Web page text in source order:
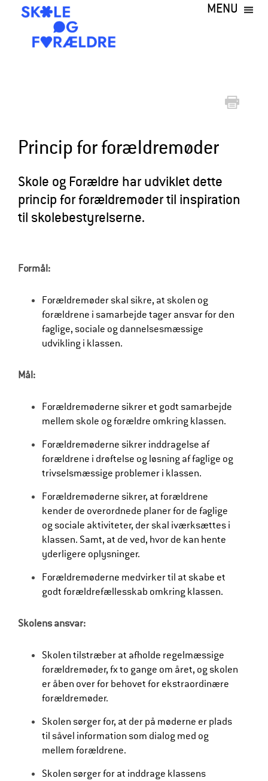
hovedindhold
e
g
F
o
æ
MENU
Princip for forældremøder
Skole og Forældre har udviklet dette
princip for forældremøder til inspiration
til skolebestyrelserne.
Formål:
Forældremøder skal sikre, at skolen og
forældrene i samarbejde tager ansvar for den
faglige, sociale og dannelsesmæssige
udvikling i klassen.
Mål:
Forældremøderne sikrer et godt samarbejde
mellem skole og forældre omkring klassen.
Forældremøderne sikrer inddragelse af
forældrene i drøftelse og løsning af faglige og
trivselsmæssige problemer i klassen.
Forældremøderne sikrer, at forældrene
kender de overordnede planer for de faglige
og sociale aktiviteter, der skal iværksættes i
klassen. Samt, at de ved, hvor de kan hente
yderligere oplysninger.
Forældremøderne medvirker til at skabe et
godt forældrefællesskab omkring klassen.
Skolens ansvar:
Skolen tilstræber at afholde regelmæssige
forældremøder, fx to gange om året, og skolen
er åben over for behovet for ekstraordinære
forældremøder.
Skolen sørger for, at der på møderne er plads
til såvel information som dialog med og
mellem forældrene.
Skolen sørger for at inddrage klassens